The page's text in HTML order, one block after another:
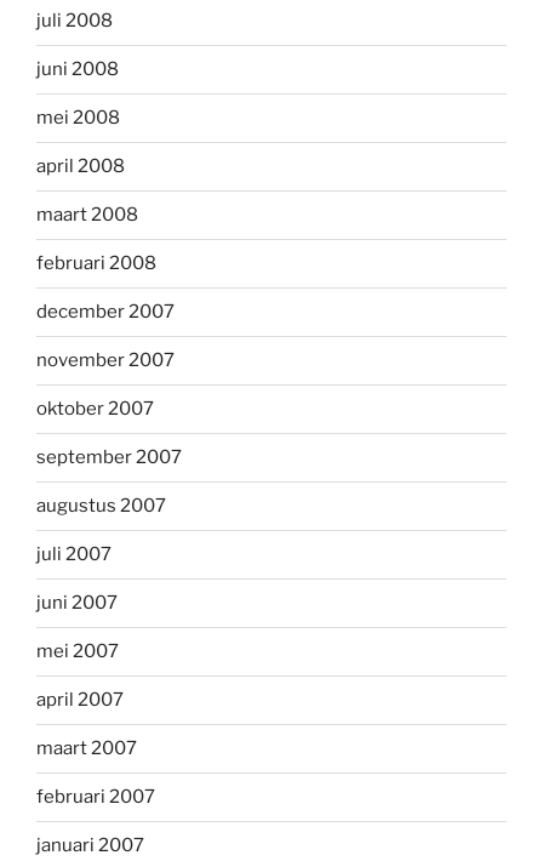
juli 2008
juni 2008
mei 2008
april 2008
maart 2008
februari 2008
december 2007
november 2007
oktober 2007
september 2007
augustus 2007
juli 2007
juni 2007
mei 2007
april 2007
maart 2007
februari 2007
januari 2007